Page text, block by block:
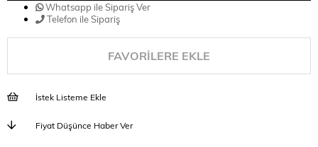
Whatsapp ile Sipariş Ver
Telefon ile Sipariş
FAVORILERE EKLE
İstek Listeme Ekle
Fiyat Düşünce Haber Ver